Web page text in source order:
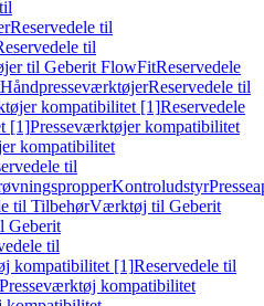
Reservedele til
til
til Geberit FlowFitReservedele
HåndpresseværktøjerReservedele til
kompatibilitet [1]Reservedele
[1]Presseværktøjer kompatibilitet
kompatibilitet
til
Kontroludstyr
til TilbehørVærktøj til Geberit
Geberit
til
kompatibilitet [1]Reservedele til
Presseværktøj kompatibilitet